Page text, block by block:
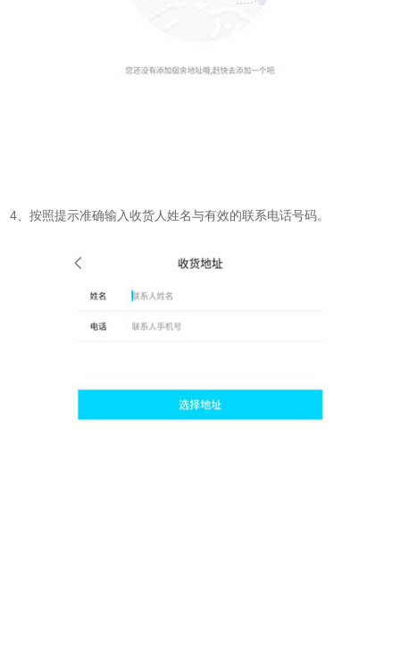
4、按照提示准确输入收货人姓名与有效的联系电话号码。